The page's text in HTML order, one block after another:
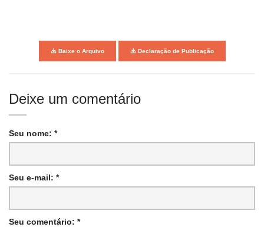
Baixe o Arquivo Declaração de Publicação
Deixe um comentário
Seu nome: *
Seu e-mail: *
Seu comentário: *